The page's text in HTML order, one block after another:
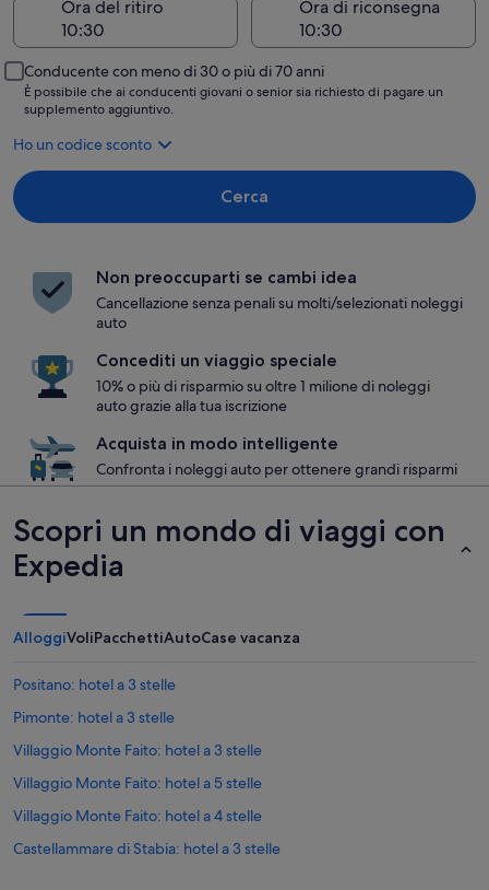
Ora del ritiro
Ora di riconsegna
Conducente con meno di 30 o più di 70 anni
È possibile che ai conducenti giovani o senior sia richiesto di pagare un
supplemento aggiuntivo.
Ho un codice sconto
Cerca
Non preoccuparti se cambi idea
Cancellazione senza penali su molti/selezionati noleggi
auto
Concediti un viaggio speciale
10% o più di risparmio su oltre 1 milione di noleggi
auto grazie alla tua iscrizione
Acquista in modo intelligente
Confronta i noleggi auto per ottenere grandi risparmi
Scopri un mondo di viaggi con
Expedia
AlloggiVoliPacchettiAutoCase vacanza
Positano: hotel a 3 stelle
Pimonte: hotel a 3 stelle
Villaggio Monte Faito: hotel a 3 stelle
Villaggio Monte Faito: hotel a 5 stelle
Villaggio Monte Faito: hotel a 4 stelle
Castellammare di Stabia: hotel a 3 stelle